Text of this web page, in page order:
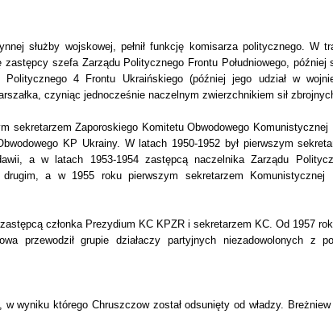
służby wojskowej, pełnił funkcję komisarza politycznego. W
zastępcy szefa Zarządu Politycznego Frontu Południowego, później
4 Frontu Ukraińskiego (później jego udział w
czyniąc jednocześnie naczelnym zwierzchnikiem sił
sekretarzem Zaporoskiego Komitetu Obwodowego Komunistycznej
KP Ukrainy. W latach 1950-1952 był pierwszym
a w latach 1953-1954 zastępcą naczelnika Zarządu
a w 1955 roku pierwszym sekretarzem Komunistycznej
członka Prezydium KC KPZR i sekretarzem KC. Od 1957
przewodził grupie działaczy partyjnych niezadowolonych z
wyniku którego Chruszczow został odsunięty od władzy. Breżniew